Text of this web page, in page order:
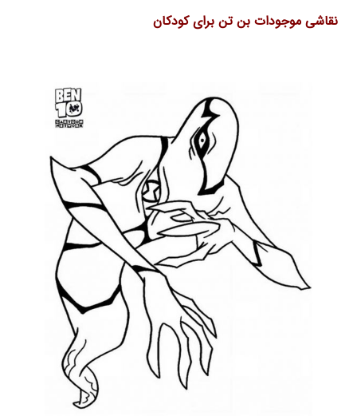
نقاشی موجودات بن تن برای کودکان